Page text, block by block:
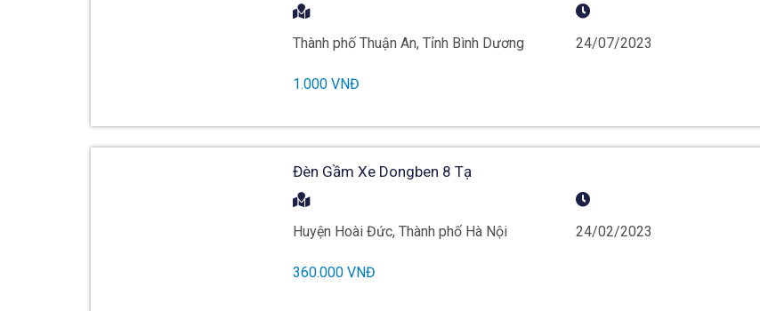
Thành phố Thuận An, Tỉnh Bình Dương 24/07/2023
1.000 VNĐ
Đèn Gầm Xe Dongben 8 Tạ
Huyện Hoài Đức, Thành phố Hà Nội 24/02/2023
360.000 VNĐ